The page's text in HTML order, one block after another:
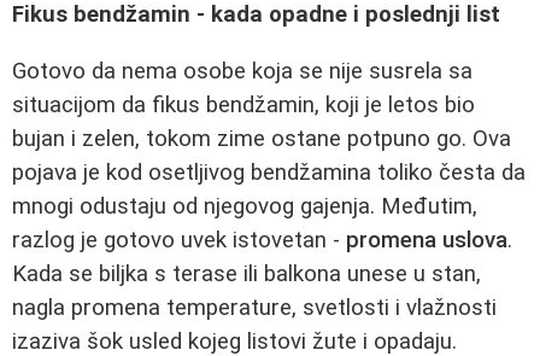
Fikus bendžamin - kada opadne i poslednji list
Gotovo da nema osobe koja se nije susrela sa
situacijom da fikus bendžamin, koji je letos bio
bujan i zelen, tokom zime ostane potpuno go. Ova
pojava je kod osetljivog bendžamina toliko česta da
mnogi odustaju od njegovog gajenja. Međutim,
razlog je gotovo uvek istovetan - promena uslova.
Kada se biljka s terase ili balkona unese u stan,
nagla promena temperature, svetlosti i vlažnosti
izaziva šok usled kojeg listovi žute i opadaju.